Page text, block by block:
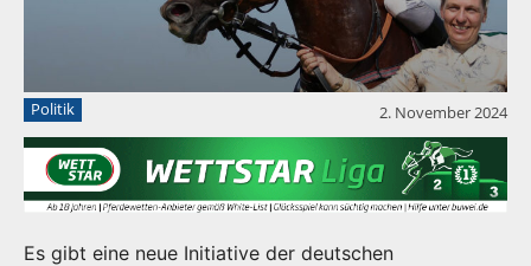
Politik 2. November 2024
Es gibt eine neue Initiative der deutschen